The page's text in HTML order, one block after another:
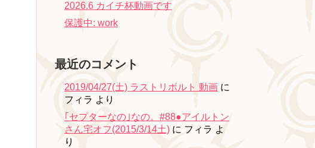
2026.6 カイチ杯動画です
保護中: work
最近のコメント
2019/04/27(土) ラストリボルト 動画 に
フィラ より
｢セプターなの｣なの。#88●アイルトン
さん宅オフ(2015/3/14土) に フィラ よ
り